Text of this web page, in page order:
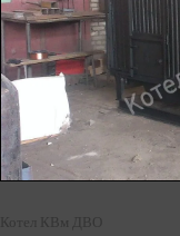
Котел КВм ДВО